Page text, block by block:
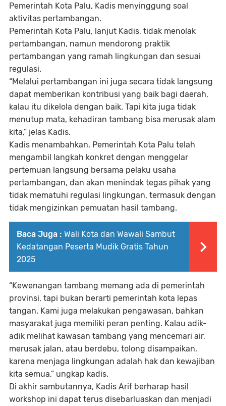
Pemerintah Kota Palu, Kadis menyinggung soal
aktivitas pertambangan.
Pemerintah Kota Palu, lanjut Kadis, tidak menolak
pertambangan, namun mendorong praktik
pertambangan yang ramah lingkungan dan sesuai
regulasi.
“Melalui pertambangan ini juga secara tidak langsung
dapat memberikan kontribusi yang baik bagi daerah,
kalau itu dikelola dengan baik. Tapi kita juga tidak
menutup mata, kehadiran tambang bisa merusak alam
kita,” jelas Kadis.
Kadis menambahkan, Pemerintah Kota Palu telah
mengambil langkah konkret dengan menggelar
pertemuan langsung bersama pelaku usaha
pertambangan, dan akan menindak tegas pihak yang
tidak mematuhi regulasi lingkungan, termasuk dengan
tidak mengizinkan pemuatan hasil tambang.
Baca Juga : Wali Kota dan Wawali Sambut
Kedatangan Peserta Mudik Gratis Tahun
2025
“Kewenangan tambang memang ada di pemerintah
provinsi, tapi bukan berarti pemerintah kota lepas
tangan. Kami juga melakukan pengawasan, bahkan
masyarakat juga memiliki peran penting. Kalau adik-
adik melihat kawasan tambang yang mencemari air,
merusak jalan, atau berdebu, tolong disampaikan,
karena menjaga lingkungan adalah hak dan kewajiban
kita semua,” ungkap kadis.
Di akhir sambutannya, Kadis Arif berharap hasil
workshop ini dapat terus disebarluaskan dan menjadi